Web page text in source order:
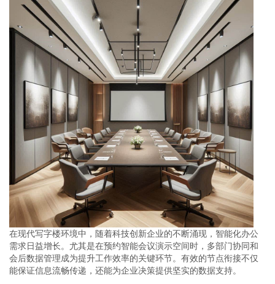
在现代写字楼环境中，随着科技创新企业的不断涌现，智能化办公
需求日益增长。尤其是在预约智能会议演示空间时，多部门协同和
会后数据管理成为提升工作效率的关键环节。有效的节点衔接不仅
能保证信息流畅传递，还能为企业决策提供坚实的数据支持。